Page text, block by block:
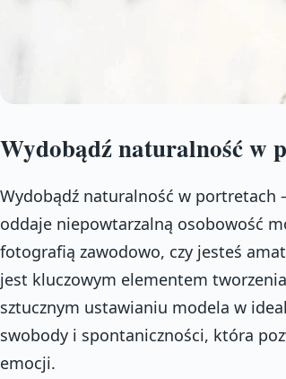
Wydobądź naturalność w
Wydobądź naturalność w portretach
oddaje niepowtarzalną osobowość
fotografią zawodowo, czy jesteś
jest kluczowym elementem
sztucznym ustawianiu modela w
swobody i spontaniczności, która
emocji.